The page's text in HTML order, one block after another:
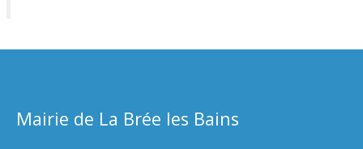
Mairie de La Brée les Bains